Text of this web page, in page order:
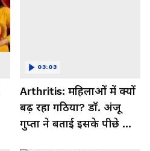
Arthritis: महिलाओं में क्यों
बढ़ रहा गठिया? डॉ. अंजू
गुप्ता ने बताई इसके पीछे की
03:03